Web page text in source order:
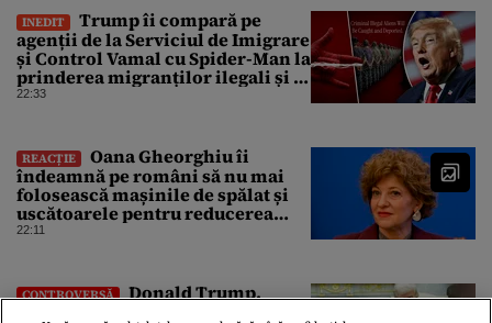
INEDIT
Trump îi compară pe
agenții de la Serviciul de Imigrare
și Control Vamal cu Spider-Man la
prinderea migranților ilegali și a
infractorilor
22:33
REACȚIE
Oana Gheorghiu îi
îndeamnă pe români să nu mai
folosească mașinile de spălat și
uscătoarele pentru reducerea
consumului de energie
22:11
CONTROVERSĂ
Donald Trump,